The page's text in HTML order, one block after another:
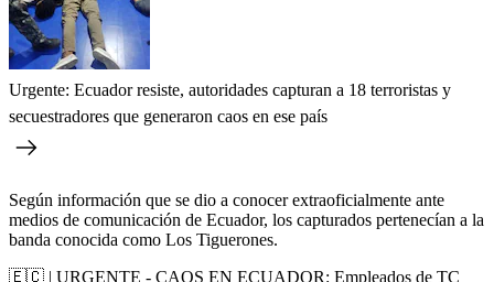
Urgente: Ecuador resiste, autoridades capturan a 18 terroristas y
secuestradores que generaron caos en ese país
Según información que se dio a conocer extraoficialmente ante
medios de comunicación de Ecuador, los capturados pertenecían a la
banda conocida como Los Tiguerones.
🇪🇨 | URGENTE - CAOS EN ECUADOR: Empleados de TC